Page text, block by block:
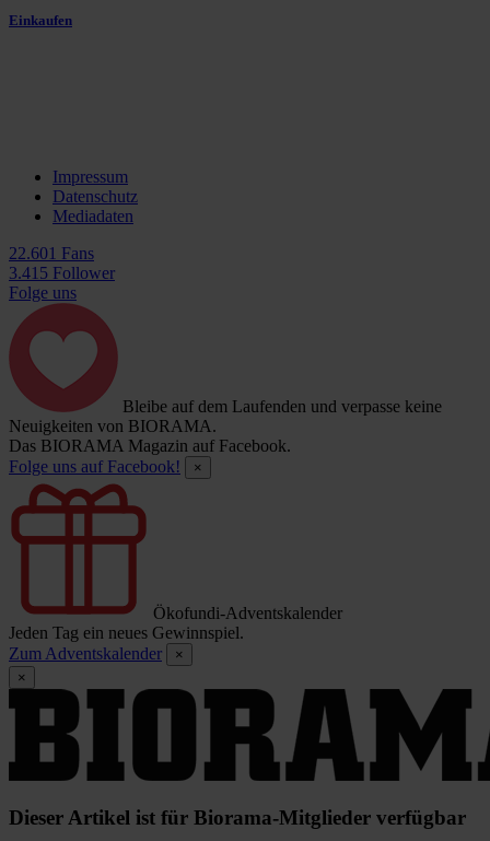
Einkaufen
Impressum
Datenschutz
Mediadaten
22.601 Fans
3.415 Follower
Folge uns
Bleibe auf dem Laufenden und verpasse keine
Neuigkeiten von BIORAMA.
Das BIORAMA Magazin auf Facebook.
Folge uns auf Facebook!
×
Ökofundi-Adventskalender
Jeden Tag ein neues Gewinnspiel.
Zum Adventskalender
×
×
Dieser Artikel ist für Biorama-Mitglieder verfügbar